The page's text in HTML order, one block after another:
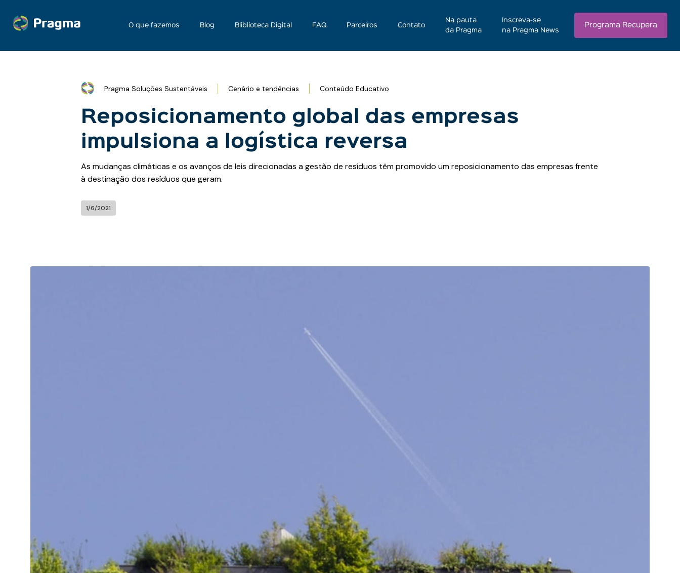
O que fazemos Blog Bliblioteca Digital FAQ Parceiros Contato
Na pauta
da Pragma
Inscreva-se
na Pragma News
Programa Recupera
Pragma Soluções Sustentáveis Cenário e tendências Conteúdo Educativo
Reposicionamento global das empresas
impulsiona a logística reversa
As mudanças climáticas e os avanços de leis direcionadas a gestão de resíduos têm promovido um reposicionamento das empresas frente
à destinação dos resíduos que geram.
1/6/2021